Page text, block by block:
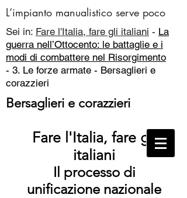
L’impianto manualistico serve poco
Sei in: Fare l'Italia, fare gli italiani - La
guerra nell’Ottocento: le battaglie e i
modi di combattere nel Risorgimento
- 3. Le forze armate - Bersaglieri e
corazzieri
Bersaglieri e corazzieri
Fare l'Italia, fare gli
italiani
Il processo di
unificazione nazionale